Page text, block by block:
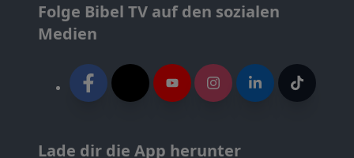
Folge Bibel TV auf den sozialen
Medien
Lade dir die App herunter